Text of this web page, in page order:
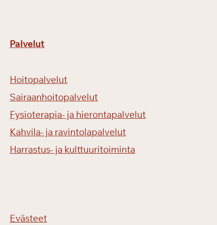
Palvelut
Hoitopalvelut
Sairaanhoitopalvelut
Fysioterapia- ja hierontapalvelut
Kahvila- ja ravintolapalvelut
Harrastus- ja kulttuuritoiminta
Evästeet